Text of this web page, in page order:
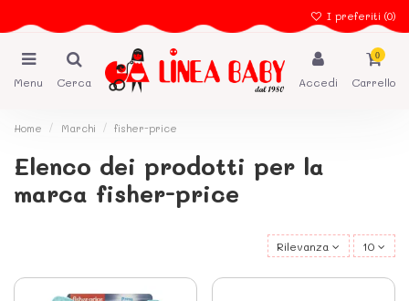
I preferiti (0)
Menu Cerca Accedi
0
Carrello
Home Marchi fisher-price
Elenco dei prodotti per la
marca fisher-price
Rilevanza 10